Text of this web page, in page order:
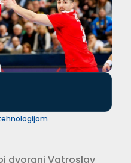
dvorani Vatroslav